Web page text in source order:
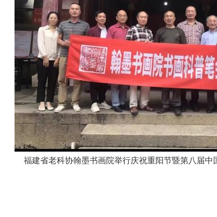
福建省老科协翰墨书画院举行庆祝重阳节暨第八届中